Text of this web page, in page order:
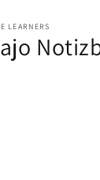
LEARNERS